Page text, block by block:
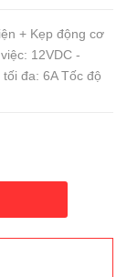
+ Kẹp động cơ
12VDC -
đa: 6A Tốc độ